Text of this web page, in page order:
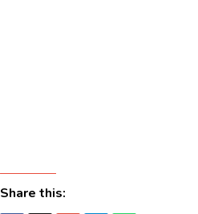
Share this: